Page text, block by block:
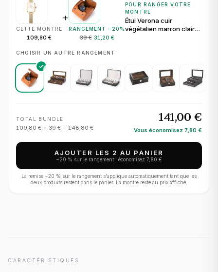
CETTE MONTRE
109,80 €
+
RANGEMENT − 20 %
39 € 31,20 €
POUR RANGER VOTRE
MONTRE
Étui Verona cuir
végétalien marron clair
CHOISIR UN AUTRE RANGEMENT
TOTAL BUNDLE
109,80 € + 39 € = 148,80 €
141,00 €
Vous économisez 7,80 €
AJOUTER LES 2 AU PANIER
−20 % sur le rangement : économisez 7,80 €
La remise −20 % sur le rangement s'applique automatiquement tant que les
deux produits restent dans le panier. La montre reste au prix affiché.
CARACTÉRISTIQUES